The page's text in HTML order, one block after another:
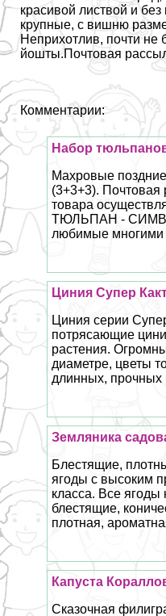
красивой листвой и
крупные, с вишню
Неприхотлив, почти не
йошты.Почтовая
Комментарии:
Набор
Махровые
(3+3+3). Почтовая
товара
ТЮЛЬПАН -
любимые многими
Циния Супер
Циния серии
потрясающие
растения.
диаметре, цветы
длинных, прочных
Земляника
Блестящие,
ягоды с высоким
класса. Все ягоды
блестящие,
плотная,
Капуста
Сказочная